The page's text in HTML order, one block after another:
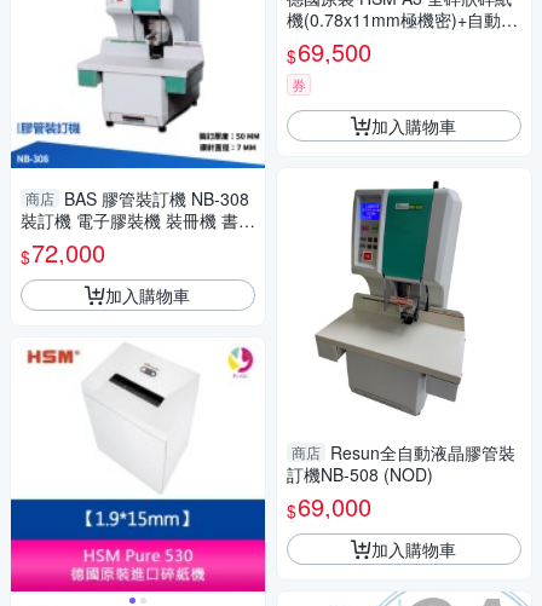
商店 BAS 膠管裝訂機 NB-308
裝訂機 電子膠裝機 裝冊機 書本
裝訂機 書本膠裝機
$72,000
加入購物車
機(0.78x11mm極機密)+自動注
油系統 / 台 B32
$69,500
券
加入購物車
商店 Resun全自動液晶膠管裝
訂機NB-508 (NOD)
$69,000
加入購物車